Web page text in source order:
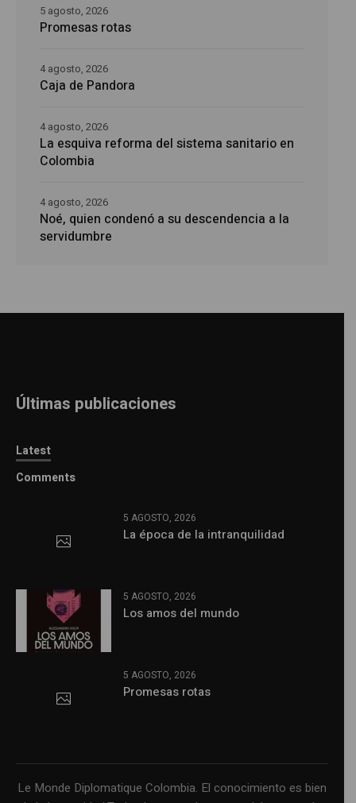
Promesas rotas
5 agosto, 2026
Caja de Pandora
4 agosto, 2026
La esquiva reforma del sistema sanitario en
Colombia
4 agosto, 2026
Noé, quien condenó a su descendencia a la
servidumbre
4 agosto, 2026
Últimas publicaciones
Latest
Comments
5 AGOSTO, 2026
La época de la intranquilidad
5 AGOSTO, 2026
Los amos del mundo
5 AGOSTO, 2026
Promesas rotas
Le Monde Diplomatique Colombia. El conocimiento es bien